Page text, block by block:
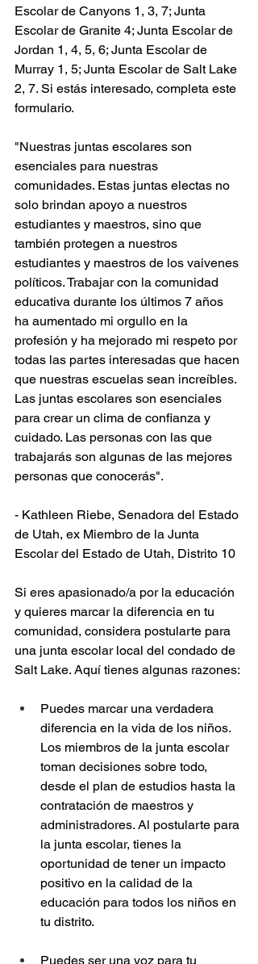
Escolar de Canyons 1, 3, 7; Junta
Escolar de Granite 4; Junta Escolar de
Jordan 1, 4, 5, 6; Junta Escolar de
Murray 1, 5; Junta Escolar de Salt Lake
2, 7. Si estás interesado, completa este
formulario.
"Nuestras juntas escolares son
esenciales para nuestras
comunidades. Estas juntas electas no
solo brindan apoyo a nuestros
estudiantes y maestros, sino que
también protegen a nuestros
estudiantes y maestros de los vaivenes
políticos. Trabajar con la comunidad
educativa durante los últimos 7 años
ha aumentado mi orgullo en la
profesión y ha mejorado mi respeto por
todas las partes interesadas que hacen
que nuestras escuelas sean increíbles.
Las juntas escolares son esenciales
para crear un clima de confianza y
cuidado. Las personas con las que
trabajarás son algunas de las mejores
personas que conocerás".
- Kathleen Riebe, Senadora del Estado
de Utah, ex Miembro de la Junta
Escolar del Estado de Utah, Distrito 10
Si eres apasionado/a por la educación
y quieres marcar la diferencia en tu
comunidad, considera postularte para
una junta escolar local del condado de
Salt Lake. Aquí tienes algunas razones:
Puedes marcar una verdadera
diferencia en la vida de los niños.
Los miembros de la junta escolar
toman decisiones sobre todo,
desde el plan de estudios hasta la
contratación de maestros y
administradores. Al postularte para
la junta escolar, tienes la
oportunidad de tener un impacto
positivo en la calidad de la
educación para todos los niños en
tu distrito.
Puedes ser una voz para tu